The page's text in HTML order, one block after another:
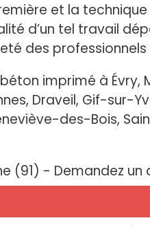
et la
d’un tel travail
des
imprimé à Évry,
Draveil, Gif-sur-
des-Bois,
(91) - Demandez un